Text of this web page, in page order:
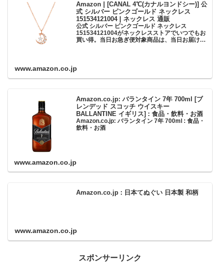
Amazon | [CANAL 4℃(カナルヨンドシー)] 公
式 シルバー ピンクゴールド ネックレス
151534121004 | ネックレス 通販
公式 シルバー ピンクゴールド ネックレス
151534121004がネックレスストアでいつでもお
買い得。当日お急ぎ便対象商品は、当日お届け可
www.amazon.co.jp
Amazon.co.jp: バランタイン 7年 700ml [ブ
レンデッド スコッチ ウイスキー
BALLANTINE イギリス] : 食品・飲料・お酒
Amazon.co.jp: バランタイン 7年 700ml : 食品・
飲料・お酒
www.amazon.co.jp
Amazon.co.jp : 日本てぬぐい 日本製 和柄
www.amazon.co.jp
スポンサーリンク